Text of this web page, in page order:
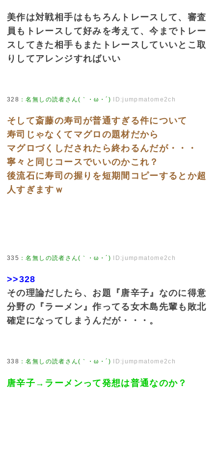
美作は対戦相手はもちろんトレースして、審査
員もトレースして好みを考えて、今までトレー
スしてきた相手もまたトレースしていいとこ取
りしてアレンジすればいい
328 ：名無しの読者さん(｀・ω・´) ID:jumpmatome2ch
そして斎藤の寿司が普通すぎる件について
寿司じゃなくてマグロの題材だから
マグロづくしだされたら終わるんだが・・・
寧々と同じコースでいいのかこれ？
後流石に寿司の握りを短期間コピーするとか超
人すぎますｗ
335 ：名無しの読者さん(｀・ω・´) ID:jumpmatome2ch
>>328
その理論だしたら、お題『唐辛子』なのに得意
分野の『ラーメン』作ってる女木島先輩も敗北
確定になってしまうんだが・・・。
338 ：名無しの読者さん(｀・ω・´) ID:jumpmatome2ch
唐辛子→ラーメンって発想は普通なのか？